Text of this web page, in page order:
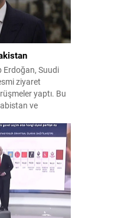
Erdoğan, Suudi
ziyaret
yaptı. Bu
ve
en somut
Ortak
ortak
barış, istikrar...